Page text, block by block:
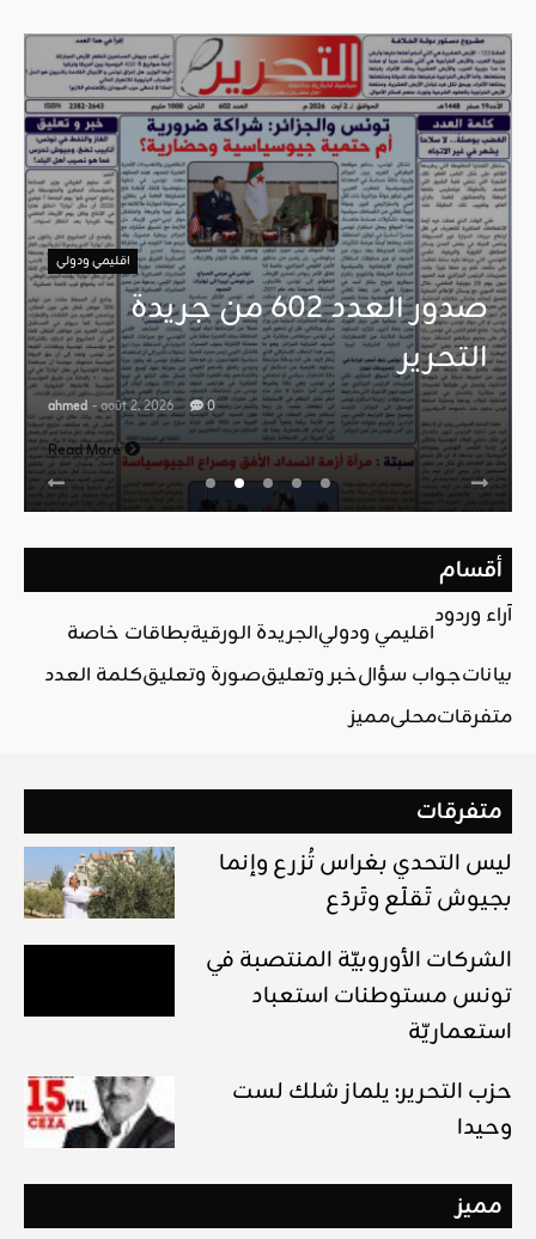
اقليمي ودولي
صدور العدد 602 من جريدة
التحرير
ahmed - août 2, 2026 0
Read More
أقسام
آراء وردود
اقليمي ودوليالجريدة الورقيةبطاقات خاصة
بياناتجواب سؤالخبر وتعليقصورة وتعليقكلمة العدد
متفرقاتمحليمميز
متفرقات
ليس التحدي بغراس تُزرع وإنما
بجيوش تَقلَع وتَردَع
الشركات الأوروبيّة المنتصبة في
تونس مستوطنات استعباد
استعماريّة
حزب التحرير: يلماز شلك لست
وحيدا
مميز